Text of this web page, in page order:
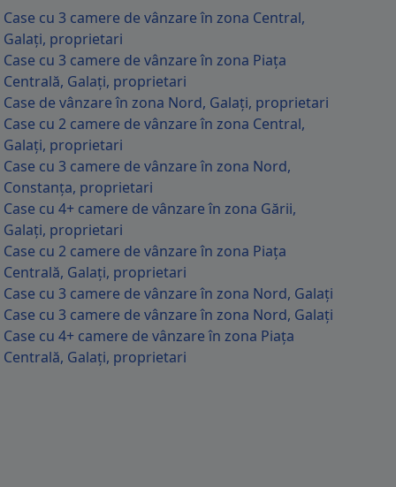
Case cu 3 camere de vânzare în zona Central,
Galați, proprietari
Case cu 3 camere de vânzare în zona Piața
Centrală, Galați, proprietari
Case de vânzare în zona Nord, Galați, proprietari
Case cu 2 camere de vânzare în zona Central,
Galați, proprietari
Case cu 3 camere de vânzare în zona Nord,
Constanța, proprietari
Case cu 4+ camere de vânzare în zona Gării,
Galați, proprietari
Case cu 2 camere de vânzare în zona Piața
Centrală, Galați, proprietari
Case cu 3 camere de vânzare în zona Nord, Galați
Case cu 3 camere de vânzare în zona Nord, Galați
Case cu 4+ camere de vânzare în zona Piața
Centrală, Galați, proprietari